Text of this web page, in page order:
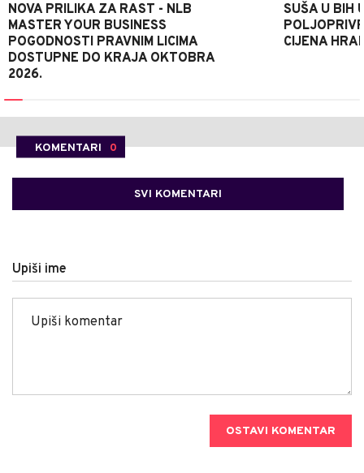
NOVA PRILIKA ZA RAST - NLB
MASTER YOUR BUSINESS
POGODNOSTI PRAVNIM LICIMA
DOSTUPNE DO KRAJA OKTOBRA
2026.
SUŠA U BIH
CIJENA
KOMENTARI 0
SVI KOMENTARI
Upiši ime
OSTAVI KOMENTAR